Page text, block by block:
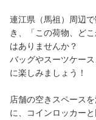
器、
連江県（馬祖）周辺
き、「この荷物、ど
はありませんか？
バッグやスーツケー
に楽しみましょう！
店舗の空きスペース
に、コインロッカー